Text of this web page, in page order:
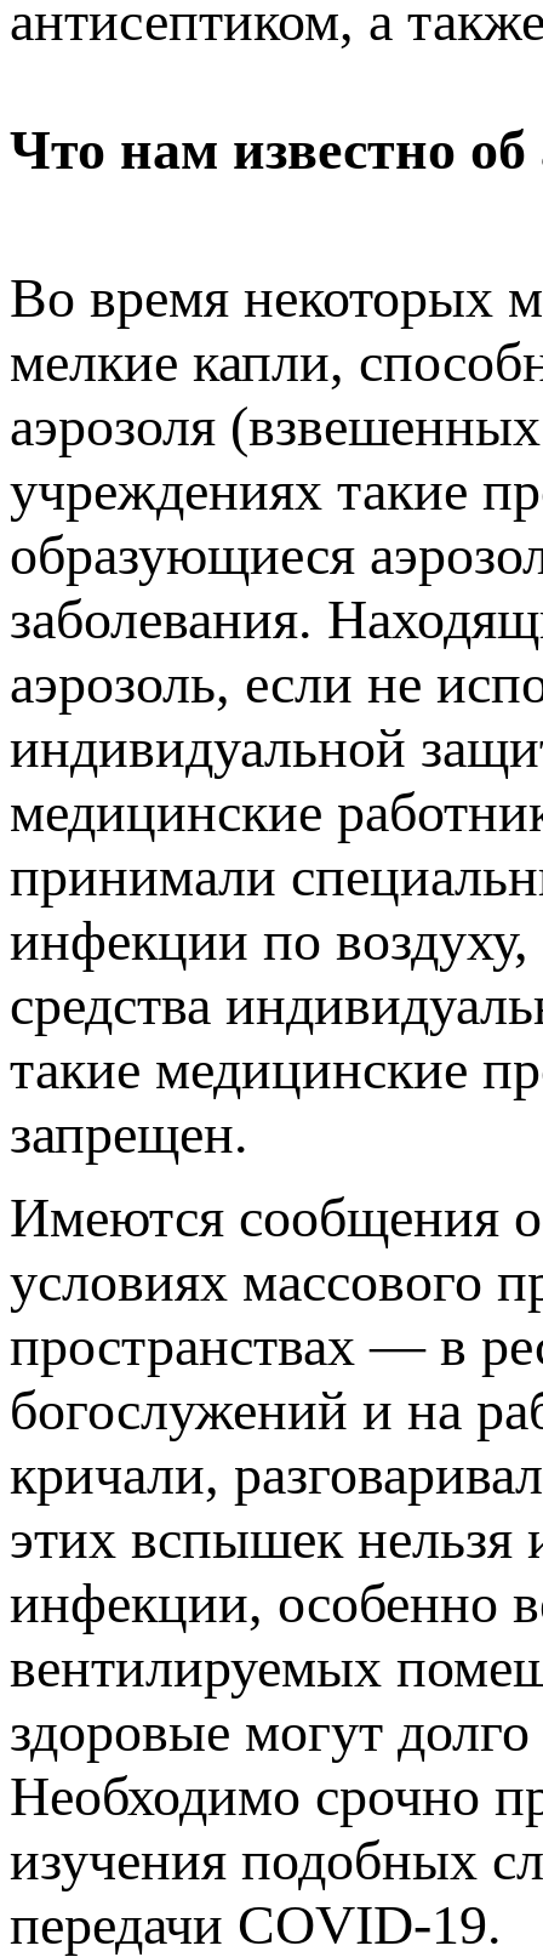
антисептиком, а
Что нам известно
Во время некоторых
мелкие капли,
аэрозоля
учреждениях такие
образующиеся
заболевания.
аэрозоль, если не
индивидуальной
медицинские
принимали
инфекции по
средства
такие медицинские
запрещен.
Имеются сообщения
условиях массового
пространствах — в
богослужений и на
кричали,
этих вспышек нельзя
инфекции, особенно
вентилируемых
здоровые могут
Необходимо срочно
изучения подобных
передачи COVID-19.